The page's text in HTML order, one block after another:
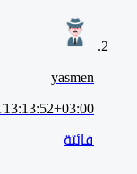
yasmen
17T13:13:52+03:00